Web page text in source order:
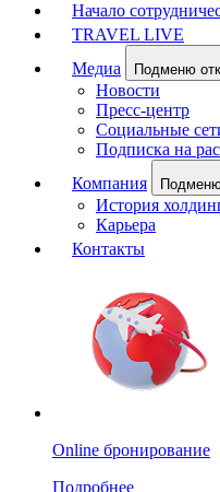
Начало
TRAVEL LIVE
Медиа
Подменю
Новости
Пресс-центр
Социальные
Подписка на
Компания
История
Карьера
Контакты
Online бронирование
Подробнее